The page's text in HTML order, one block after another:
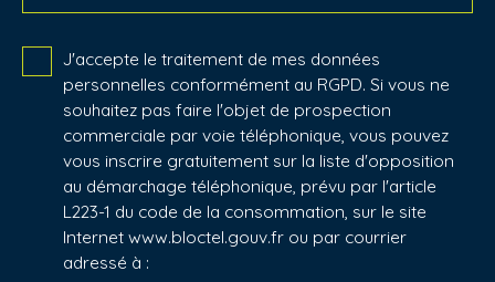
J'accepte le traitement de mes données
personnelles conformément au RGPD. Si vous ne
souhaitez pas faire l'objet de prospection
commerciale par voie téléphonique, vous pouvez
vous inscrire gratuitement sur la liste d'opposition
au démarchage téléphonique, prévu par l'article
L223-1 du code de la consommation, sur le site
Internet www.bloctel.gouv.fr ou par courrier
adressé à :